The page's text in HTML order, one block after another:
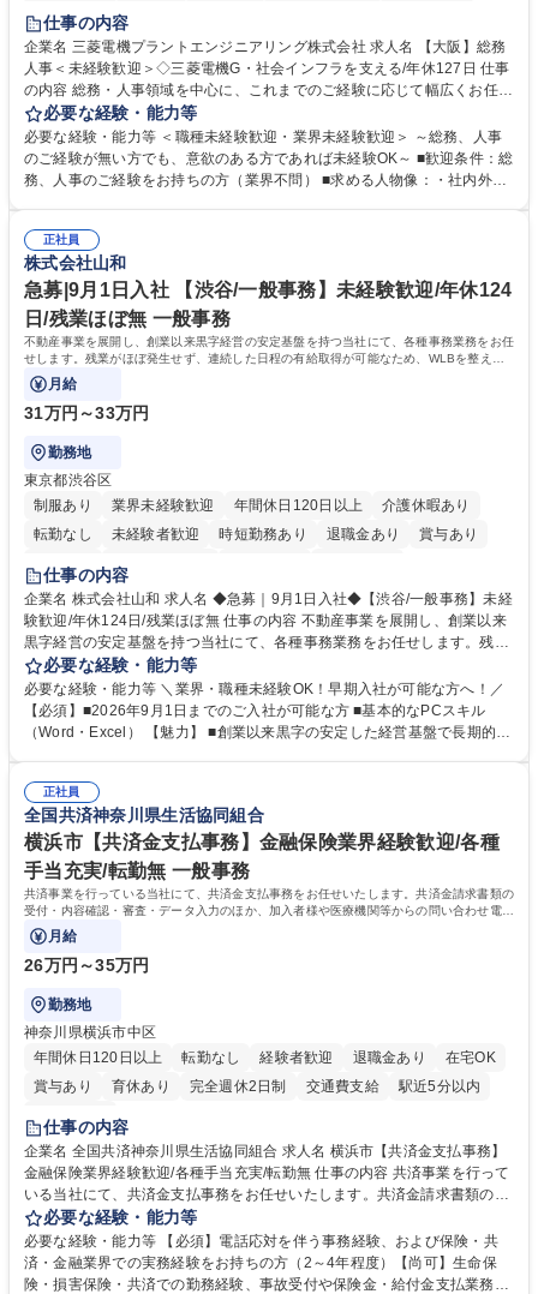
退職金あり
駅近5分以内
土日祝休み 服装自由 寮・社宅あり 食事補助あり
仕事の内容
企業名 三菱電機プラントエンジニアリング株式会社 求人名 【大阪】総務
人事＜未経験歓迎＞◇三菱電機G・社会インフラを支える/年休127日 仕事
の内容 総務・人事領域を中心に、これまでのご経験に応じて幅広くお任せ
します。 ＜具体的には＞ ・総務/人事労務（給与・社保・勤怠管理など）
・採用・教育研修 ・福利厚生運用 など ※基本的には事務所勤務ですが、
採用や教育等の業務内容により、関西圏以外への日帰り・宿泊を伴う国内
出張もございます。 ※担当業務を持ちつつ、お互いに助け合いながら、総
必要な経験・能力等
必要な経験・能力等 ＜職種未経験歓迎・業界未経験歓迎＞ ～総務、人事
のご経験が無い方でも、意欲のある方であれば未経験OK～ ■歓迎条件：総
務、人事のご経験をお持ちの方（業界不問） ■求める人物像：・社内外の
正社員
株式会社山和
急募|9月1日入社 【渋谷/一般事務】未経験歓迎/年休124
日/残業ほぼ無 一般事務
不動産事業を展開し、創業以来黒字経営の安定基盤を持つ当社にて、各種事務業務をお任
せします。残業がほぼ発生せず、連続した日程の有給取得が可能なため、WLBを整えた
い方にお勧めの環境です！
月給
31万円～33万円
勤務地
東京都渋谷区
制服あり
業界未経験歓迎 年間休日120日以上
介護休暇あり
転勤なし
未経験者歓迎 時短勤務あり 退職金あり
賞与あり
育休あり
完全週休2日制
仕事の内容
企業名 株式会社山和 求人名 ◆急募｜9月1日入社◆【渋谷/一般事務】未経
験歓迎/年休124日/残業ほぼ無 仕事の内容 不動産事業を展開し、創業以来
黒字経営の安定基盤を持つ当社にて、各種事務業務をお任せします。残業
がほぼ発生せず、連続した日程の有給取得が可能なため、WLBを整えたい
方にお勧めの環境です！ 入社後はOJTを通じて丁寧に研修を行いますの
で、事務未経験の方でも安心して臨むことができます。 【業務詳細】■電
話・来客対応 ■物件の鍵や社内の備品管理 ■データ入力や書類作成 ■契約
必要な経験・能力等
必要な経験・能力等 ＼業界・職種未経験OK！早期入社が可能な方へ！／
【必須】■2026年9月1日までのご入社が可能な方 ■基本的なPCスキル
（Word・Excel） 【魅力】 ■創業以来黒字の安定した経営基盤で長期的に
のOJTで業務を習得可能、未経験でもしっかりサポート 学歴・資格 学
歴：大学院 大学 高専 短大 語学力： 資格：
正社員
全国共済神奈川県生活協同組合
横浜市【共済金支払事務】金融保険業界経験歓迎/各種
手当充実/転勤無 一般事務
共済事業を行っている当社にて、共済金支払事務をお任せいたします。共済金請求書類の
受付・内容確認・審査・データ入力のほか、加入者様や医療機関等からの問い合わせ電話
対応や書類発送等を担当します。
月給
26万円～35万円
勤務地
神奈川県横浜市中区
年間休日120日以上
転勤なし 経験者歓迎 退職金あり
在宅OK
賞与あり
育休あり 完全週休2日制 交通費支給
駅近5分以内
土日祝休み
仕事の内容
企業名 全国共済神奈川県生活協同組合 求人名 横浜市【共済金支払事務】
金融保険業界経験歓迎/各種手当充実/転勤無 仕事の内容 共済事業を行って
いる当社にて、共済金支払事務をお任せいたします。共済金請求書類の受
付・内容確認・審査・データ入力のほか、加入者様や医療機関等からの問
い合わせ電話対応や書類発送等を担当します。 ■共済金請求書類の受付、
内容確認、および共済金支払に関する審査・事務処理業務全般を担当 ■専
用システムへのデータ入力、各種必要書類の作成・発送作業 ■加入者様や
必要な経験・能力等
必要な経験・能力等 【必須】電話応対を伴う事務経験、および保険・共
済・金融業界での実務経験をお持ちの方（2～4年程度）【尚可】生命保
険・損害保険・共済での勤務経験、事故受付や保険金・給付金支払業務経